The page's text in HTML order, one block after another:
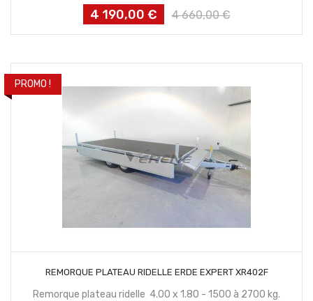
Prix
4 190,00 €
Prix
4 660,00 €
PROMO !
REMORQUE PLATEAU RIDELLE ERDE EXPERT XR402F
Remorque plateau ridelle 4.00 x 1.80 - 1500 à 2700 kg.